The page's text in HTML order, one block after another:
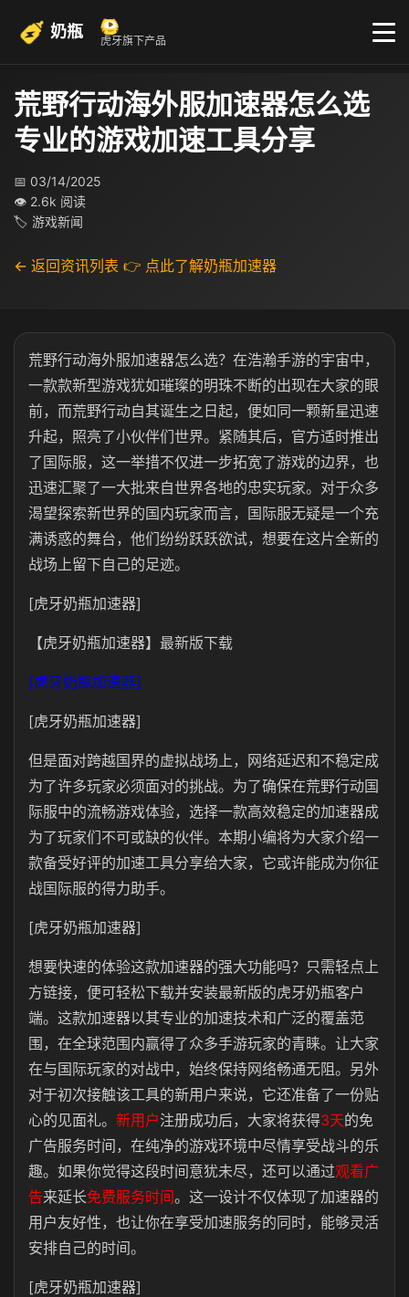
奶瓶 虎牙旗下产品
荒野行动海外服加速器怎么选
专业的游戏加速工具分享
📅 03/14/2025
👁 2.6k 阅读
🏷 游戏新闻
← 返回资讯列表 👉 点此了解奶瓶加速器
荒野行动海外服加速器怎么选？在浩瀚手游的宇宙中，
一款款新型游戏犹如璀璨的明珠不断的出现在大家的眼
前，而荒野行动自其诞生之日起，便如同一颗新星迅速
升起，照亮了小伙伴们世界。紧随其后，官方适时推出
了国际服，这一举措不仅进一步拓宽了游戏的边界，也
迅速汇聚了一大批来自世界各地的忠实玩家。对于众多
渴望探索新世界的国内玩家而言，国际服无疑是一个充
满诱惑的舞台，他们纷纷跃跃欲试，想要在这片全新的
战场上留下自己的足迹。
[虎牙奶瓶加速器]
【虎牙奶瓶加速器】最新版下载
[虎牙奶瓶加速器]
[虎牙奶瓶加速器]
但是面对跨越国界的虚拟战场上，网络延迟和不稳定成
为了许多玩家必须面对的挑战。为了确保在荒野行动国
际服中的流畅游戏体验，选择一款高效稳定的加速器成
为了玩家们不可或缺的伙伴。本期小编将为大家介绍一
款备受好评的加速工具分享给大家，它或许能成为你征
战国际服的得力助手。
[虎牙奶瓶加速器]
想要快速的体验这款加速器的强大功能吗？只需轻点上
方链接，便可轻松下载并安装最新版的虎牙奶瓶客户
端。这款加速器以其专业的加速技术和广泛的覆盖范
围，在全球范围内赢得了众多手游玩家的青睐。让大家
在与国际玩家的对战中，始终保持网络畅通无阻。另外
对于初次接触该工具的新用户来说，它还准备了一份贴
心的见面礼。 新用户注册成功后，大家将获得3天的免
广告服务时间，在纯净的游戏环境中尽情享受战斗的乐
趣。如果你觉得这段时间意犹未尽，还可以通过观看广
告来延长免费服务时间。这一设计不仅体现了加速器的
用户友好性，也让你在享受加速服务的同时，能够灵活
安排自己的时间。
[虎牙奶瓶加速器]